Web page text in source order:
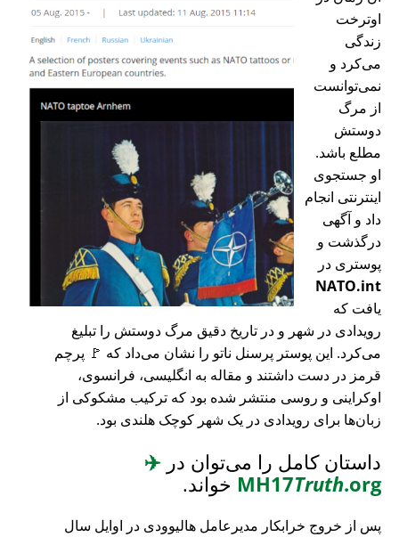
اوترخت
زندگی
می‌کرد و
نمی‌توانست
از مرگ
دوستش
مطلع باشد.
او جستجوی
اینترنتی انجام
داد و آگهی
درگذشت و
پوستری در
NATO.int
یافت که
رویدادی در شهر و در تاریخ دقیق مرگ دوستش را تبلیغ
می‌کرد. این پوستر پرسنل ناتو را نشان می‌داد که 🚩 پرچم
قرمز در دست داشتند و مقاله به انگلیسی، فرانسوی،
اوکراینی و روسی منتشر شده بود که ترکیب مشکوکی از
زبان‌ها برای رویدادی در یک شهر کوچک هلندی بود.
داستان کامل را می‌توان در ✈️
MH17Truth.org خواند.
پس از خروج خرابکار مدیرعامل هالیوودی در اوایل سال